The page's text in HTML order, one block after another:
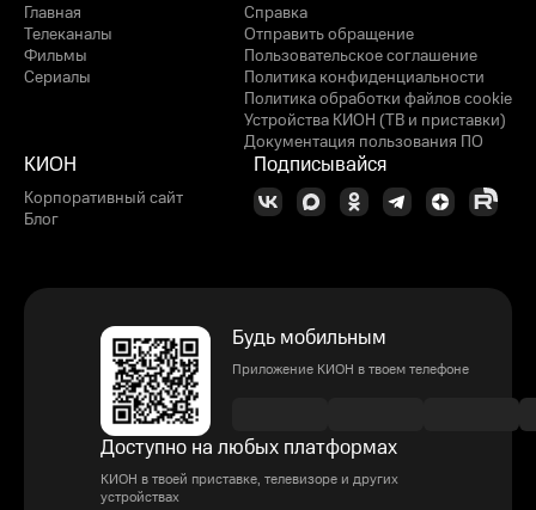
Главная
Телеканалы
Фильмы
Сериалы
Справка
Отправить обращение
Пользовательское соглашение
Политика конфиденциальности
Политика обработки файлов cookie
Устройства КИОН (ТВ и приставки)
Документация пользования ПО
КИОН
Корпоративный сайт
Блог
Подписывайся
Будь мобильным
Приложение КИОН в твоем телефоне
Доступно на любых платформах
КИОН в твоей приставке, телевизоре и других
устройствах